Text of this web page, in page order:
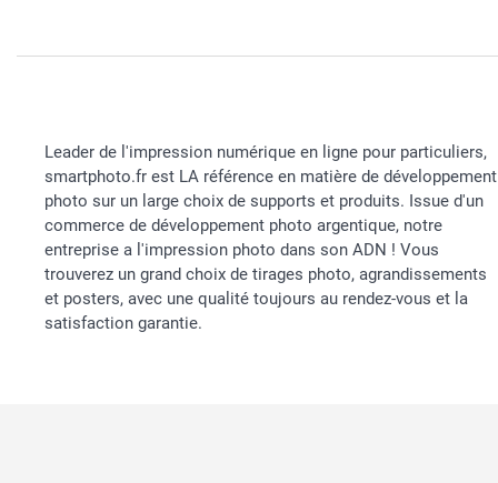
Leader de l'impression numérique en ligne pour particuliers,
smartphoto.fr est LA référence en matière de développement
photo sur un large choix de supports et produits. Issue d'un
commerce de développement photo argentique, notre
entreprise a l'impression photo dans son ADN ! Vous
trouverez un grand choix de tirages photo, agrandissements
et posters, avec une qualité toujours au rendez-vous et la
satisfaction garantie.